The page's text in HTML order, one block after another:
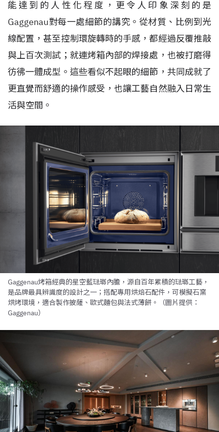
能達到的人性化程度，更令人印象深刻的是
Gaggenau對每一處細節的講究。從材質、比例到光
線配置，甚至控制環旋轉時的手感，都經過反覆推敲
與上百次測試；就連烤箱內部的焊接處，也被打磨得
彷彿一體成型。這些看似不起眼的細節，共同成就了
更直覺而舒適的操作感受，也讓工藝自然融入日常生
活與空間。
Gaggenau烤箱經典的星空藍琺瑯內膽，源自百年累積的琺瑯工藝，
是品牌最具辨識度的設計之一；搭配專用烘焙石配件，可模擬石窯
烘烤環境，適合製作披薩、歐式麵包與法式薄餅。（圖片提供：
Gaggenau）